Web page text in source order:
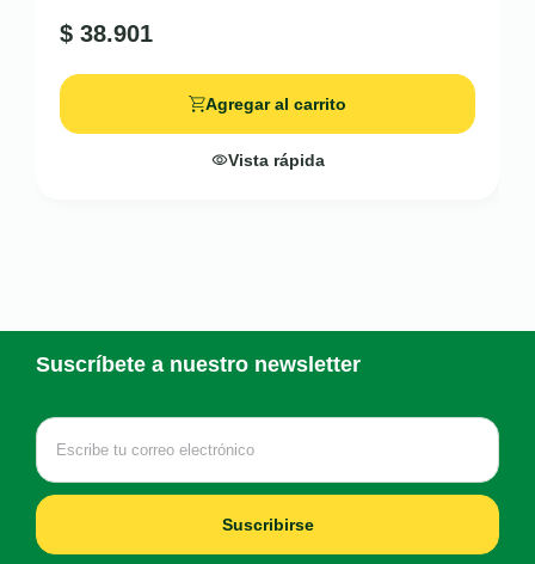
$ 38.901
Agregar al carrito
Vista rápida
Suscríbete a nuestro newsletter
Suscribirse